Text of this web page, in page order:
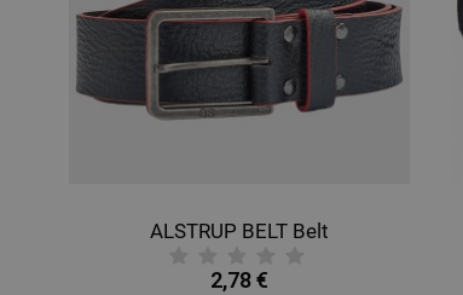
ALSTRUP BELT Belt
2,78 €